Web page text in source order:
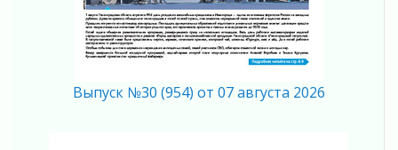
В Ленобласти растет потребление
мобильного трафика
04 августа 2026
04 августа 2026
Выпуск №30 (954) от 07 августа 2026